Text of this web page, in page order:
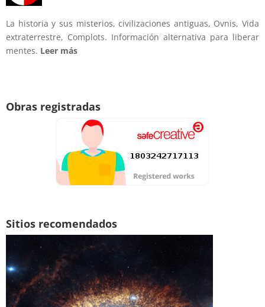
La historia y sus misterios, civilizaciones antiguas, Ovnis, Vida
extraterrestre, Complots. Información alternativa para liberar
mentes. Leer más
Obras registradas
Sitios recomendados